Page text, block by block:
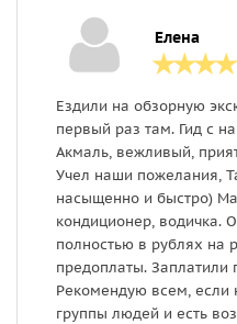
Елена
Ездили на обзорную
первый раз там. Гид с
Акмаль, вежливый,
Учел наши пожелания,
насыщенно и быстро)
кондиционер, водичка.
полностью в рублях на
предоплаты. Заплатили
Рекомендую всем, если
группы людей и есть